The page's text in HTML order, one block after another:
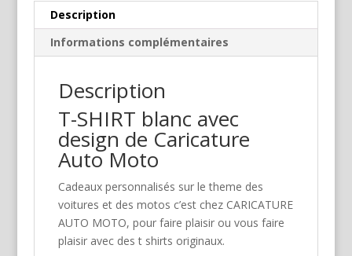
Description
Informations complémentaires
Description
T-SHIRT blanc avec
design de Caricature
Auto Moto
Cadeaux personnalisés sur le theme des
voitures et des motos c’est chez CARICATURE
AUTO MOTO, pour faire plaisir ou vous faire
plaisir avec des t shirts originaux.